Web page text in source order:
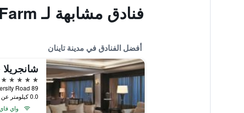
فنادق مشابهة لـ Nanyuan Garden Resort Farm
أفضل الفنادق في مدينة تاينان
5 نجوم
0.0 كيلومتر عن وسط المدينة
واي